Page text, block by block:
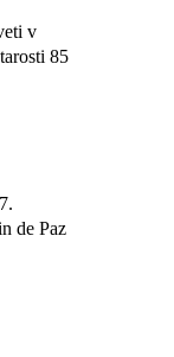
v
85
de Paz